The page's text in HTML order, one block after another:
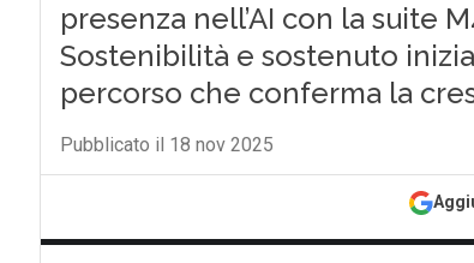
presenza nell’AI con la suite
Sostenibilità e sostenuto
percorso che conferma la
Pubblicato il 18 nov 2025